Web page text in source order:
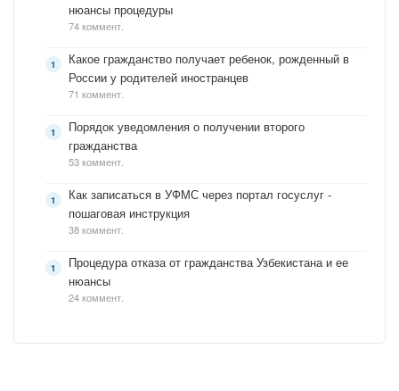
нюансы процедуры
74 коммент.
Какое гражданство получает ребенок, рожденный в
России у родителей иностранцев
71 коммент.
Порядок уведомления о получении второго
гражданства
53 коммент.
Как записаться в УФМС через портал госуслуг -
пошаговая инструкция
38 коммент.
Процедура отказа от гражданства Узбекистана и ее
нюансы
24 коммент.